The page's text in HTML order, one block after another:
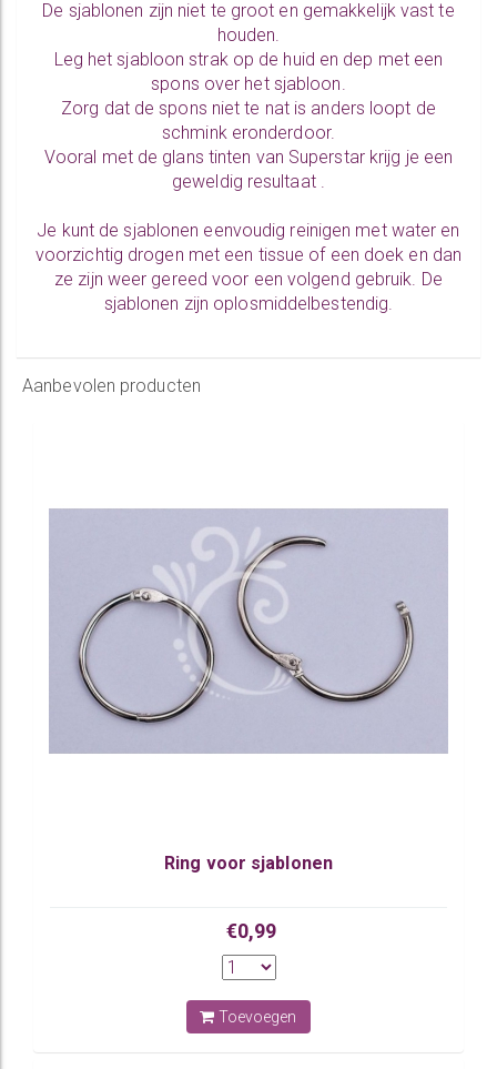
De sjablonen zijn niet te groot en gemakkelijk vast te
houden.
Leg het sjabloon strak op de huid en dep met een
spons over het sjabloon.
Zorg dat de spons niet te nat is anders loopt de
schmink eronderdoor.
Vooral met de glans tinten van Superstar krijg je een
geweldig resultaat .
Je kunt de sjablonen eenvoudig reinigen met water en
voorzichtig drogen met een tissue of een doek en dan
ze zijn weer gereed voor een volgend gebruik. De
sjablonen zijn oplosmiddelbestendig.
Aanbevolen producten
Ring voor sjablonen
€0,99
Toevoegen